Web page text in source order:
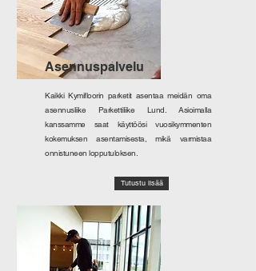
Asennuspalvelu
Kaikki Kymifloorin parketit asentaa meidän oma
asennusliike Parkettiliike Lund. Asioimalla
kanssamme saat käyttöösi vuosikymmenten
kokemuksen asentamisesta, mikä varmistaa
onnistuneen lopputuloksen.
Tutustu lisää